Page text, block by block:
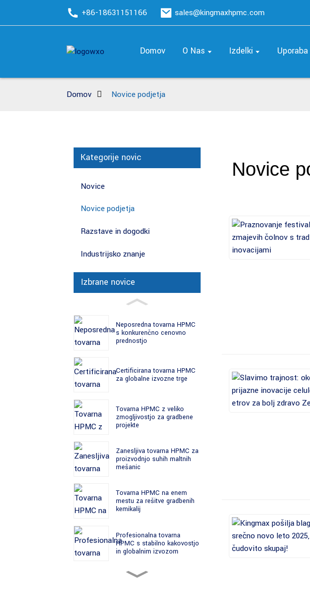
+86-18631151166 sales@kingmaxhpmc.com
Domov O Nas Izdelki Uporaba
Domov Novice podjetja
Kategorije novic
Novice
Novice podjetja
Razstave in dogodki
Industrijsko znanje
Izbrane novice
Neposredna tovarna HPMC
s konkurenčno cenovno
prednostjo
Certificirana tovarna HPMC
za globalne izvozne trge
Tovarna HPMC z veliko
zmogljivostjo za gradbene
projekte
Zanesljiva tovarna HPMC za
proizvodnjo suhih maltnih
mešanic
Tovarna HPMC na enem
mestu za rešitve gradbenih
kemikalij
Profesionalna tovarna
HPMC s stabilno kakovostjo
in globalnim izvozom
Tovarna HPMC za razsuto
Novice